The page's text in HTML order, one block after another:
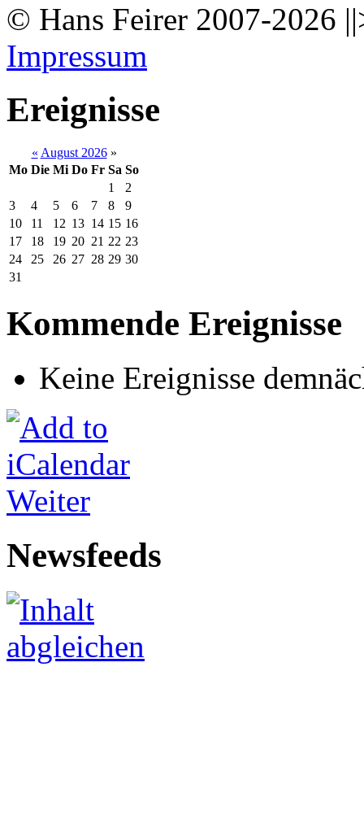
© Hans Feirer 2007-2026
Impressum
Ereignisse
« August 2026 »
Mo Die Mi Do Fr Sa So
1
2
3
4 5 6 7 8
9
10
11 12 13 14 15 16
17
18 19 20 21 22 23
24
25 26 27 28 29 30
31
Kommende Ereignisse
Keine Ereignisse
Weiter
Newsfeeds